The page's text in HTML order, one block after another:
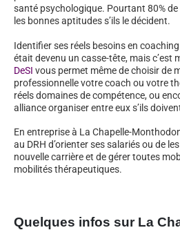
santé psychologique. Pourtant 80%
les bonnes aptitudes s’ils le décident.
Identifier ses réels besoins en
était devenu un casse-tête, mais c’est
DeSI vous permet même de choisir de
professionnelle votre coach ou votre
réels domaines de compétence, ou
alliance organiser entre eux s’ils
En entreprise à La Chapelle-
au DRH d’orienter ses salariés ou de
nouvelle carrière et de gérer toutes
mobilités thérapeutiques.
Quelques infos sur La